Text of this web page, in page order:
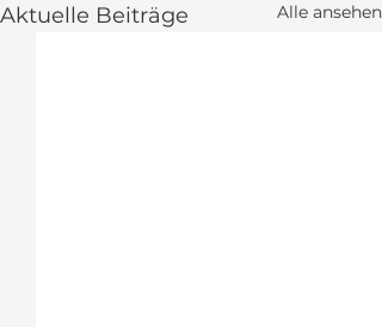
Aktuelle Beiträge Alle ansehen